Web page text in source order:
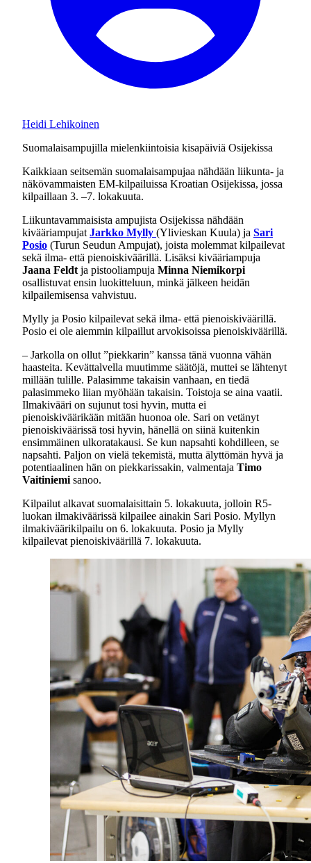
Heidi Lehikoinen
Suomalaisampujilla mielenkiintoisia kisapäiviä Osijekissa
Kaikkiaan seitsemän suomalaisampujaa nähdään liikunta- ja
näkövammaisten EM-kilpailuissa Kroatian Osijekissa, jossa
kilpaillaan 3. –7. lokakuuta.
Liikuntavammaisista ampujista Osijekissa nähdään
kivääriampujat Jarkko Mylly (Ylivieskan Kuula) ja Sari
Posio (Turun Seudun Ampujat), joista molemmat kilpailevat
sekä ilma- että pienoiskiväärillä. Lisäksi kivääriampuja
Jaana Feldt ja pistooliampuja Minna Niemikorpi
osallistuvat ensin luokitteluun, minkä jälkeen heidän
kilpailemisensa vahvistuu.
Mylly ja Posio kilpailevat sekä ilma- että pienoiskiväärillä.
Posio ei ole aiemmin kilpaillut arvokisoissa pienoiskiväärillä.
– Jarkolla on ollut ”piekkarin” kanssa tänä vuonna vähän
haasteita. Kevättalvella muutimme säätöjä, muttei se lähtenyt
millään tulille. Palasimme takaisin vanhaan, en tiedä
palasimmeko liian myöhään takaisin. Toistoja se aina vaatii.
Ilmakivääri on sujunut tosi hyvin, mutta ei
pienoiskiväärikään mitään huonoa ole. Sari on vetänyt
pienoiskiväärissä tosi hyvin, hänellä on siinä kuitenkin
ensimmäinen ulkoratakausi. Se kun napsahti kohdilleen, se
napsahti. Paljon on vielä tekemistä, mutta älyttömän hyvä ja
potentiaalinen hän on piekkarissakin, valmentaja Timo
Vaitiniemi sanoo.
Kilpailut alkavat suomalaisittain 5. lokakuuta, jolloin R5-
luokan ilmakiväärissä kilpailee ainakin Sari Posio. Myllyn
ilmakiväärikilpailu on 6. lokakuuta. Posio ja Mylly
kilpailevat pienoiskiväärillä 7. lokakuuta.